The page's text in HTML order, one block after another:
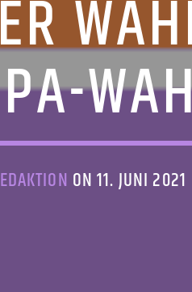
ON 11. JUNI 2021